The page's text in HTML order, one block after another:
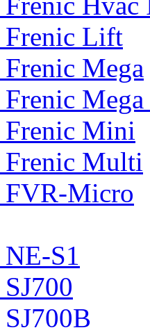
Frenic Lift
Mega
Mega
Frenic Mini
Frenic Multi
FVR-Micro
S1